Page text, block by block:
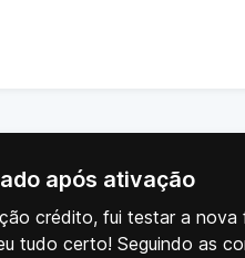
após ativação
crédito, fui testar a nova
tudo certo! Seguindo as